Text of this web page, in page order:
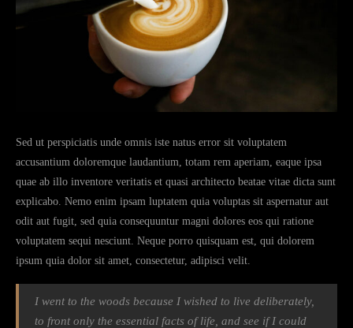
Sed ut perspiciatis unde omnis iste natus error sit voluptatem
accusantium doloremque laudantium, totam rem aperiam, eaque ipsa
quae ab illo inventore veritatis et quasi architecto beatae vitae dicta sunt
explicabo. Nemo enim ipsam luptatem quia voluptas sit aspernatur aut
odit aut fugit, sed quia consequuntur magni dolores eos qui ratione
voluptatem sequi nesciunt. Neque porro quisquam est, qui dolorem
ipsum quia dolor sit amet, consectetur, adipisci velit.
I went to the woods because I wished to live deliberately,
to front only the essential facts of life, and see if I could